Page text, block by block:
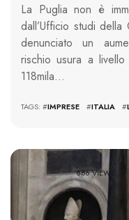
La Puglia non è
dall’Ufficio studi
denunciato un
rischio usura a
118mila…
TAGS: #IMPRESE #ITALIA #
886 VIEWS